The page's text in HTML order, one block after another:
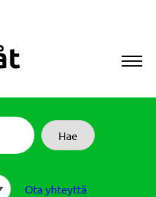
Hae
Ota yhteyttä